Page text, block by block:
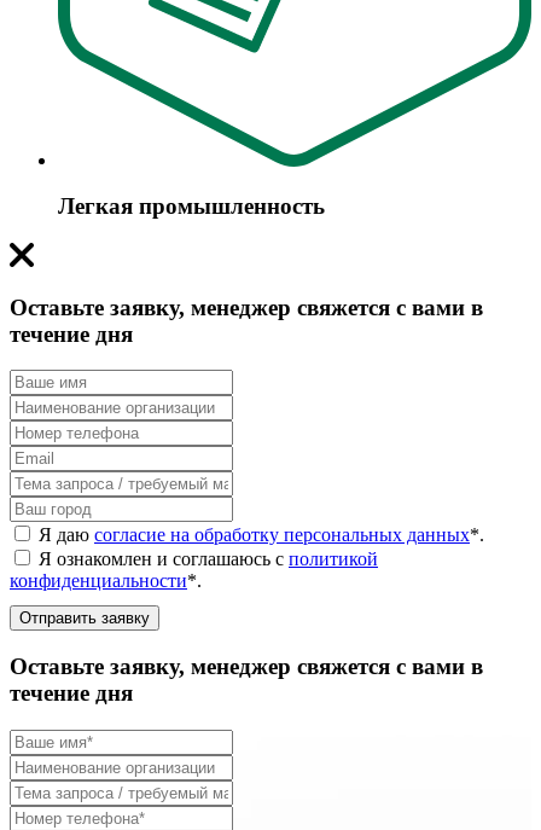
Легкая промышленность
Оставьте заявку, менеджер свяжется с вами в
течение дня
Я даю согласие на обработку персональных данных*.
Я ознакомлен и соглашаюсь с политикой
конфиденциальности*.
Отправить заявку
Оставьте заявку, менеджер свяжется с вами в
течение дня